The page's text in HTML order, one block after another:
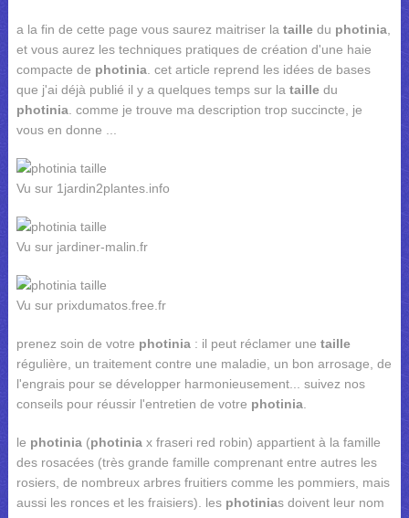
a la fin de cette page vous saurez maitriser la tailledu photinia,
et vous aurez les techniques pratiques de création d'une haie
compacte de photinia. cet article reprend les idées de bases
que j'ai déjà publié il y a quelques temps sur la tailledu
photinia. comme je trouve ma description trop succincte, je
vous en donne ...
Vu sur 1jardin2plantes.info
Vu sur jardiner-malin.fr
Vu sur prixdumatos.free.fr
prenez soin de votre photinia: il peut réclamer une taille
régulière, un traitement contre une maladie, un bon arrosage, de
l'engrais pour se développer harmonieusement... suivez nos
conseils pour réussir l'entretien de votre photinia.
le photinia(photiniax fraseri red robin) appartient à la famille
des rosacées (très grande famille comprenant entre autres les
rosiers, de nombreux arbres fruitiers comme les pommiers, mais
aussi les ronces et les fraisiers). les photinias doivent leur nom